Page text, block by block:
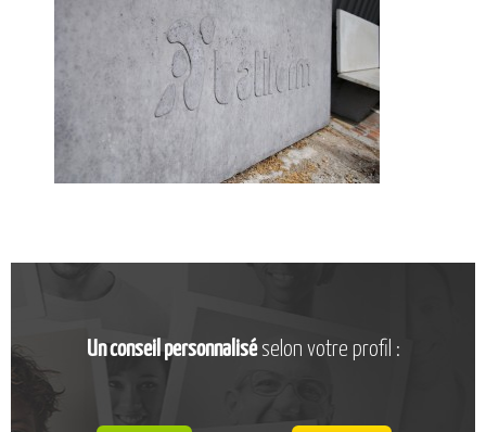
CATALOGUE DE FORMATIONS
NOS FORMATIONS PAR MÉTIER
NOS FORMATIONS SÉCURITÉ
NOS PERFECTIONNEMENTS PAR MÉTIER
NOS FORMATIONS SUR DEMANDE
Un conseil personnaliséselon votre profil :